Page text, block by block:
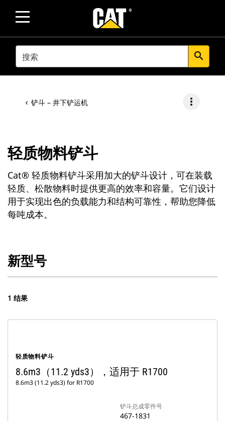
SEARCH search
铲斗 – 井下铲运机 more_vert
轻质物料铲斗
Cat® 轻质物料铲斗采用加大的铲斗设计，可在装载
轻质、松散物料时提供更高的效率和容量。它们设计
用于实现出色的负载能力和结构可靠性，帮助您降低
每吨成本。
新型号
1 结果
轻质物料铲斗
8.6m3（11.2 yds3），适用于 R1700
8.6m3 (11.2 yds3) for R1700
铲斗总成零件号
467-1831